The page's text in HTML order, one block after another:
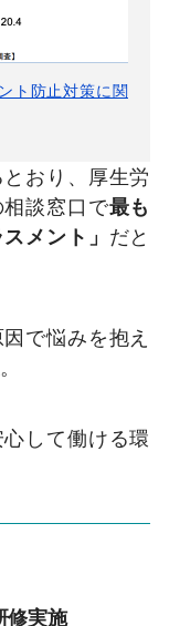
ト防止対策に関
おり、厚生労
談窓口で最も
メント」 だと
で悩みを抱え
して働ける環
修実施